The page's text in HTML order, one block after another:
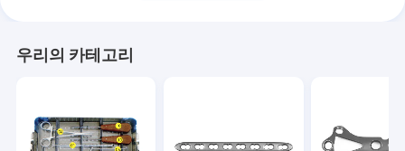
집
우리에 대하여
우리의 카테고리